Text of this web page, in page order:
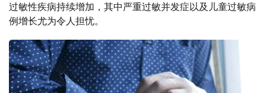
过敏性疾病持续增加，其中严重过敏并发症以及儿童过敏病
例增长尤为令人担忧。